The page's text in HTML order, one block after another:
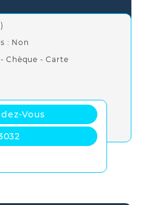
: Non
Chèque - Carte
Vous